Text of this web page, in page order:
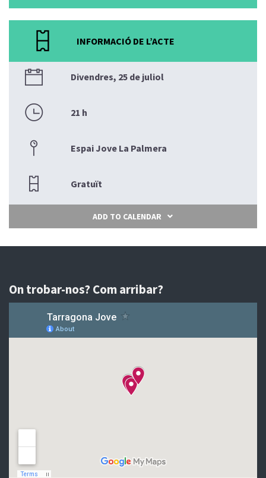
INFORMACIÓ DE L’ACTE
Divendres, 25 de juliol
21 h
Espai Jove La Palmera
Gratuït
ADD TO CALENDAR
On trobar-nos? Com arribar?